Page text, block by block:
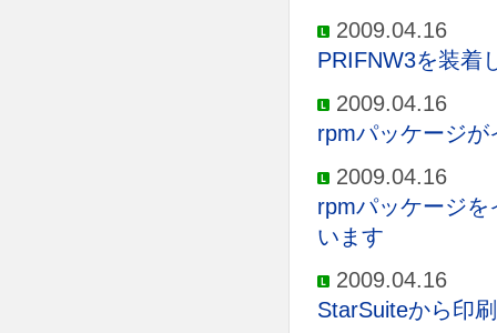
2009.04.16
PRIFNW3を装着
2009.04.16
rpmパッケージ
2009.04.16
rpmパッケージ
います
2009.04.16
StarSuiteから印